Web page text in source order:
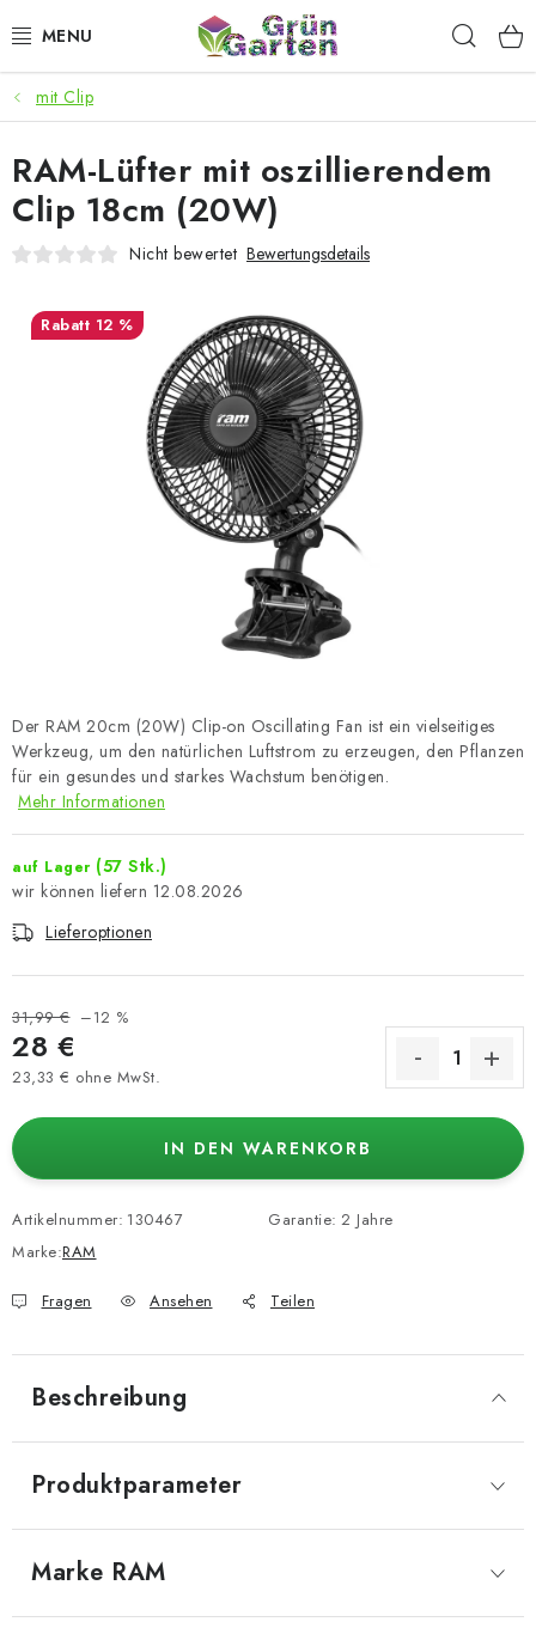
Inhalt
ANGEBOTE
LED PFLANZENLAMPEN
ANBAUBEDARF FÜR DEN HEIMANBAU
SMARTER GARTEN
Geschäftsbewertung Kaufberatung AGB
Datenschutzerklärung Impressum
mit Clip
Der RAM 20cm (20W) Clip-on Oscillating Fan ist ein vielseitiges
Werkzeug, um den natürlichen Luftstrom zu erzeugen, den Pflanzen
für ein gesundes und starkes Wachstum benötigen.
Mehr Informationen
auf Lager (57 Stk.)
12.08.2026
Lieferoptionen
31,99 € –12 %
28 €
23,33 € ohne MwSt.
IN DEN WARENKORB
Artikelnummer: 130467
Marke:RAM
Garantie: 2 Jahre
Fragen Ansehen Teilen
RAM-Lüfter mit oszillierendem
Clip 18cm (20W)
Nicht bewertet Bewertungsdetails
12 %
Beschreibung
Produktparameter
Marke RAM